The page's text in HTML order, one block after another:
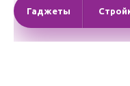
Гаджеты